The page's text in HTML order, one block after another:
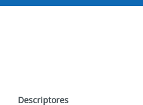
Descriptores